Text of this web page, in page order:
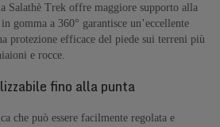
Salathè Trek offre maggiore supporto alla
gomma a 360° garantisce un’eccellente
protezione efficace del piede sui terreni più
e rocce.
fino alla punta
che può essere facilmente regolata e